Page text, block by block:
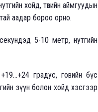
хойд, төвийн аймгуудын
аадар бороо орно.
секундэд 5-10 метр, нутгийн
градус, говийн бүс
зүүн болон хойд хэсгээр